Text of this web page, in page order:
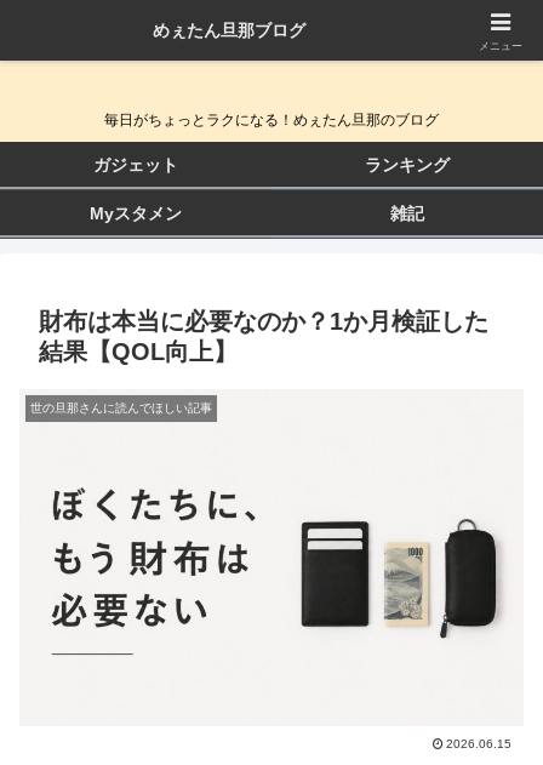
QOL向上ガジェット＆生活改善ブログ
毎日がちょっとラクになる！めぇたん旦那のブログ
ガジェット ランキング
Myスタメン 雑記
財布は本当に必要なのか？1か月検証した
結果【QOL向上】
世の旦那さんに読んでほしい記事
2026.06.15
めぇたん旦那ブログ
メニュー